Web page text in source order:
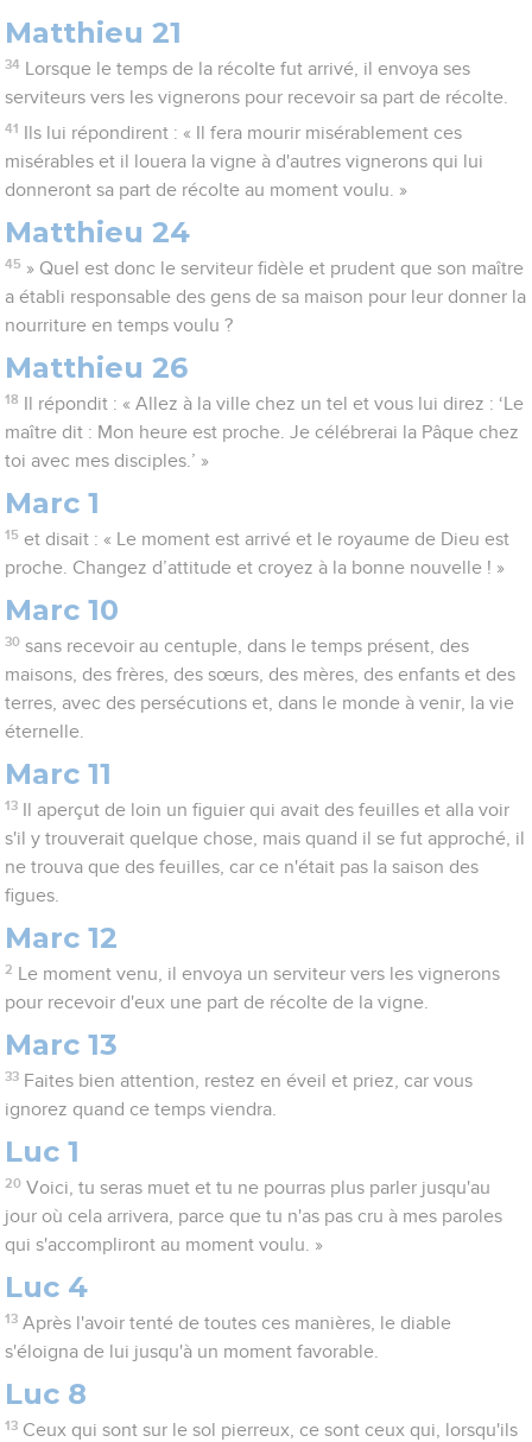
Matthieu 21
34
Lorsque le temps de la récolte fut arrivé, il envoya ses
serviteurs vers les vignerons pour recevoir sa part de récolte.
41
Ils lui répondirent : « Il fera mourir misérablement ces
misérables et il louera la vigne à d'autres vignerons qui lui
donneront sa part de récolte au moment voulu. »
Matthieu 24
45 » Quel est donc le serviteur fidèle et prudent que son maître
a établi responsable des gens de sa maison pour leur donner la
nourriture en temps voulu ?
Matthieu 26
18
Il répondit : « Allez à la ville chez un tel et vous lui direz : ‘Le
maître dit : Mon heure est proche. Je célébrerai la Pâque chez
toi avec mes disciples.’ »
Marc 1
15 et disait : « Le moment est arrivé et le royaume de Dieu est
proche. Changez d’attitude et croyez à la bonne nouvelle ! »
Marc 10
30 sans recevoir au centuple, dans le temps présent, des
maisons, des frères, des sœurs, des mères, des enfants et des
terres, avec des persécutions et, dans le monde à venir, la vie
éternelle.
Marc 11
13
Il aperçut de loin un figuier qui avait des feuilles et alla voir
s'il y trouverait quelque chose, mais quand il se fut approché, il
ne trouva que des feuilles, car ce n'était pas la saison des
figues.
Marc 12
2
Le moment venu, il envoya un serviteur vers les vignerons
pour recevoir d'eux une part de récolte de la vigne.
Marc 13
33 Faites bien attention, restez en éveil et priez, car vous
ignorez quand ce temps viendra.
Luc 1
20 Voici, tu seras muet et tu ne pourras plus parler jusqu'au
jour où cela arrivera, parce que tu n'as pas cru à mes paroles
qui s'accompliront au moment voulu. »
Luc 4
13 Après l'avoir tenté de toutes ces manières, le diable
s'éloigna de lui jusqu'à un moment favorable.
Luc 8
13 Ceux qui sont sur le sol pierreux, ce sont ceux qui, lorsqu'ils